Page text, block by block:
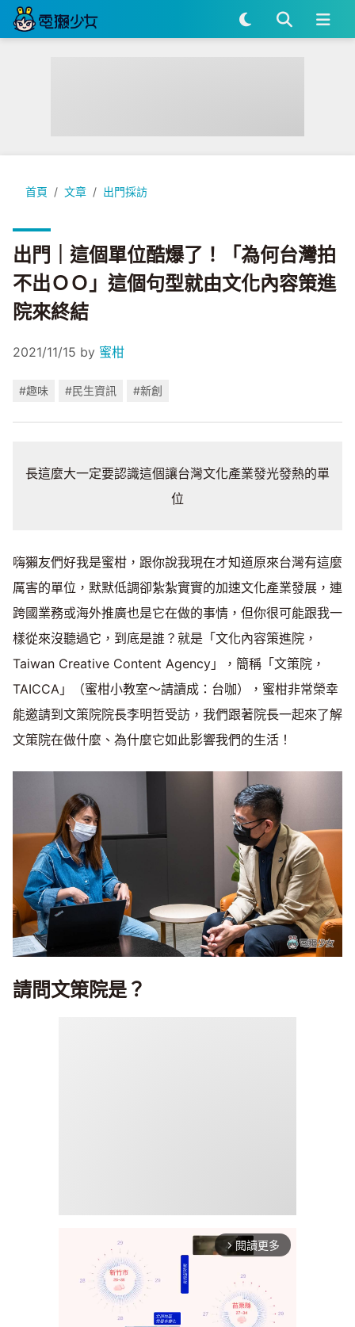
首頁 文章 出門採訪
出門｜這個單位酷爆了！「為何台灣拍不出ＯＯ」這個句型就
出門｜這個單位酷爆了！「為何台灣拍
不出ＯＯ」這個句型就由文化內容策進
院來終結
2021/11/15 by 蜜柑
#趣味 #民生資訊 #新創
長這麼大一定要認識這個讓台灣文化產業發光發熱的單
位
嗨獺友們好我是蜜柑，跟你說我現在才知道原來台灣有這麼
厲害的單位，默默低調卻紮紮實實的加速文化產業發展，連
跨國業務或海外推廣也是它在做的事情，但你很可能跟我一
樣從來沒聽過它，到底是誰？就是「文化內容策進院，
Taiwan Creative Content Agency」，簡稱「文策院，
TAICCA」（蜜柑小教室～請讀成：台咖），蜜柑非常榮幸
能邀請到文策院院長李明哲受訪，我們跟著院長一起來了解
文策院在做什麼、為什麼它如此影響我們的生活！
請問文策院是？
arrow_forward_ios 閱讀更多